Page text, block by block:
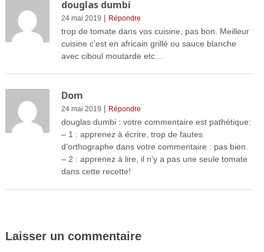
douglas dumbi
24 mai 2019 | Répondre
trop de tomate dans vos cuisine, pas bon. Meilleur
cuisine c’est en africain grillé ou sauce blanche
avec ciboul moutarde etc…
Dom
24 mai 2019 | Répondre
douglas dumbi : votre commentaire est pathétique:
– 1 : apprenez à écrire, trop de fautes
d’orthographe dans votre commentaire : pas bien.
– 2 : apprenez à lire, il n’y a pas une seule tomate
dans cette recette!
Laisser un commentaire